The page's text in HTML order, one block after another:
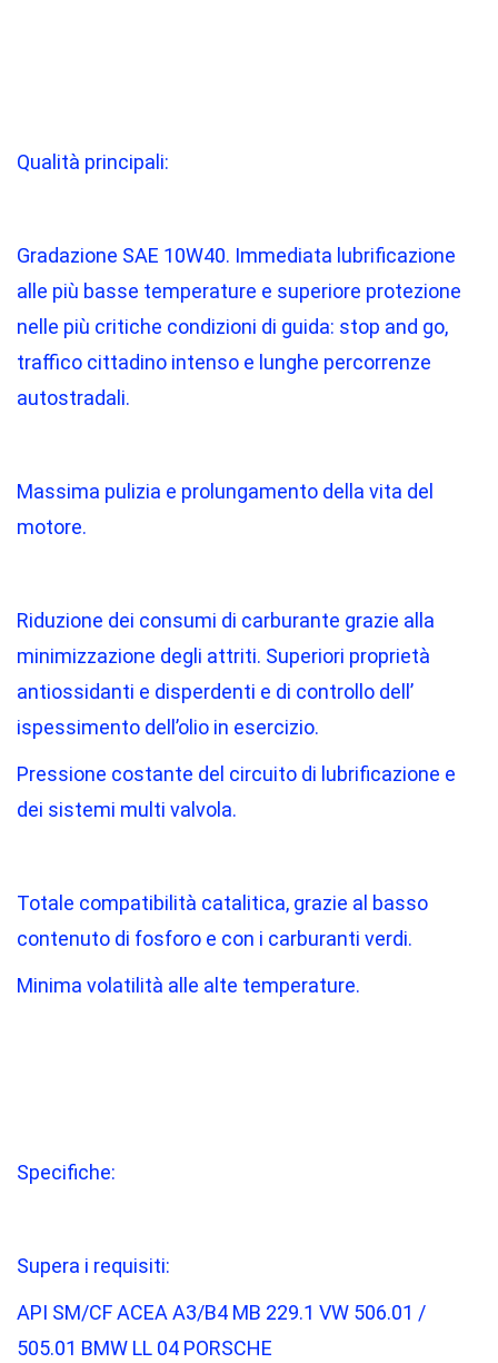
Qualità principali:
Gradazione SAE 10W40. Immediata lubrificazione
alle più basse temperature e superiore protezione
nelle più critiche condizioni di guida: stop and go,
traffico cittadino intenso e lunghe percorrenze
autostradali.
Massima pulizia e prolungamento della vita del
motore.
Riduzione dei consumi di carburante grazie alla
minimizzazione degli attriti. Superiori proprietà
antiossidanti e disperdenti e di controllo dell’
ispessimento dell’olio in esercizio.
Pressione costante del circuito di lubrificazione e
dei sistemi multi valvola.
Totale compatibilità catalitica, grazie al basso
contenuto di fosforo e con i carburanti verdi.
Minima volatilità alle alte temperature.
Specifiche:
Supera i requisiti:
API SM/CF ACEA A3/B4 MB 229.1 VW 506.01 /
505.01 BMW LL 04 PORSCHE